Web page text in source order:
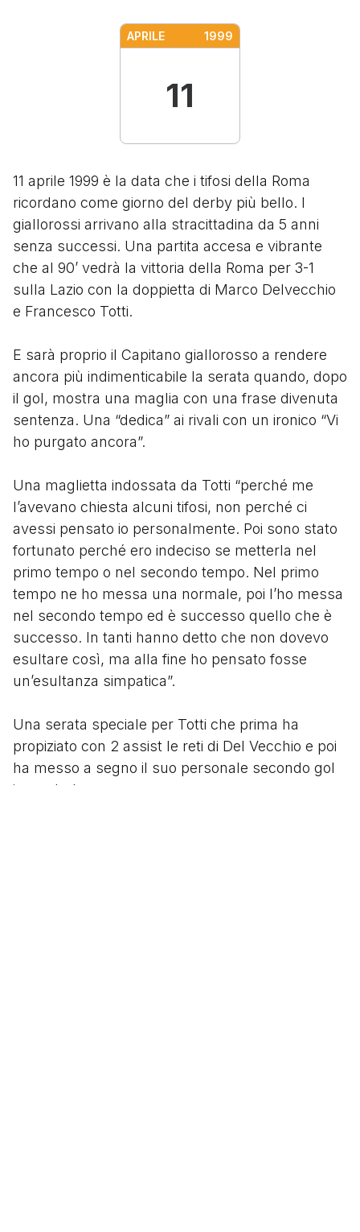
APRILE 1999
11
11 aprile 1999 è la data che i tifosi della Roma
ricordano come giorno del derby più bello. I
giallorossi arrivano alla stracittadina da 5 anni
senza successi. Una partita accesa e vibrante
che al 90’ vedrà la vittoria della Roma per 3-1
sulla Lazio con la doppietta di Marco Delvecchio
e Francesco Totti.
E sarà proprio il Capitano giallorosso a rendere
ancora più indimenticabile la serata quando, dopo
il gol, mostra una maglia con una frase divenuta
sentenza. Una “dedica” ai rivali con un ironico “Vi
ho purgato ancora”.
Una maglietta indossata da Totti “perché me
l’avevano chiesta alcuni tifosi, non perché ci
avessi pensato io personalmente. Poi sono stato
fortunato perché ero indeciso se metterla nel
primo tempo o nel secondo tempo. Nel primo
tempo ne ho messa una normale, poi l’ho messa
nel secondo tempo ed è successo quello che è
successo. In tanti hanno detto che non dovevo
esultare così, ma alla fine ho pensato fosse
un’esultanza simpatica”.
Una serata speciale per Totti che prima ha
propiziato con 2 assist le reti di Del Vecchio e poi
ha messo a segno il suo personale secondo gol
in un derby.